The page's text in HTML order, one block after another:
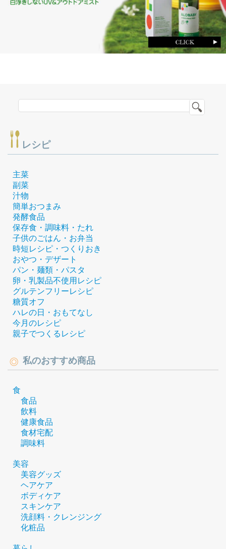
レシピ
主菜
副菜
汁物
簡単おつまみ
発酵食品
保存食・調味料・たれ
子供のごはん・お弁当
時短レシピ・つくりおき
おやつ・デザート
パン・麺類・パスタ
卵・乳製品不使用レシピ
グルテンフリーレシピ
糖質オフ
ハレの日・おもてなし
今月のレシピ
親子でつくるレシピ
私のおすすめ商品
食
食品
飲料
健康食品
食材宅配
調味料
美容
美容グッズ
ヘアケア
ボディケア
スキンケア
洗顔料・クレンジング
化粧品